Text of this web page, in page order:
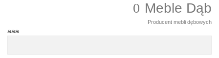
Meble Dąb
Producent mebli dębowych
aaa